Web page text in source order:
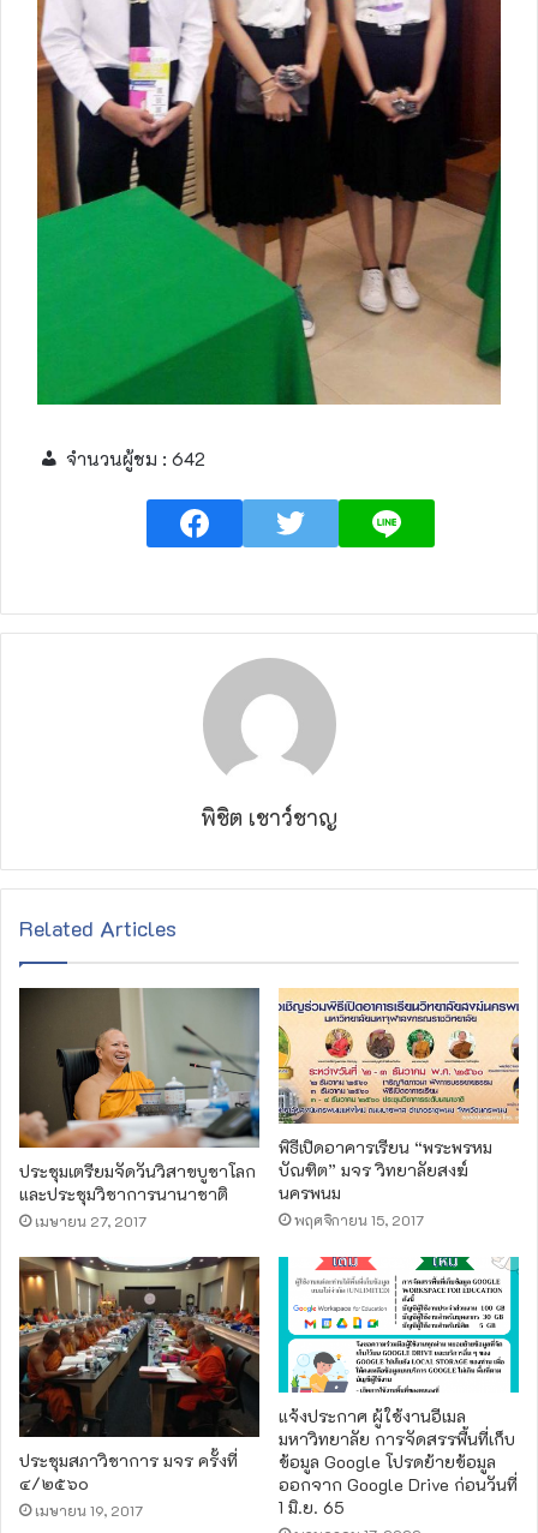
จำนวนผู้ชม : 642
พิชิต เชาว์ชาญ
Related Articles
ประชุมเตรียมจัดวันวิสาขบูชาโลก
และประชุมวิชาการนานาชาติ
เมษายน 27, 2017
พิธีเปิดอาคารเรียน “พระพรหม
บัณฑิต” มจร วิทยาลัยสงฆ์
นครพนม
พฤศจิกายน 15, 2017
ประชุมสภาวิชาการ มจร ครั้งที่
๔/๒๕๖๐
เมษายน 19, 2017
แจ้งประกาศ ผู้ใช้งานอีเมล
มหาวิทยาลัย การจัดสรรพื้นที่เก็บ
ข้อมูล Google โปรดย้ายข้อมูล
ออกจาก Google Drive ก่อนวันที่
1 มิ.ย. 65